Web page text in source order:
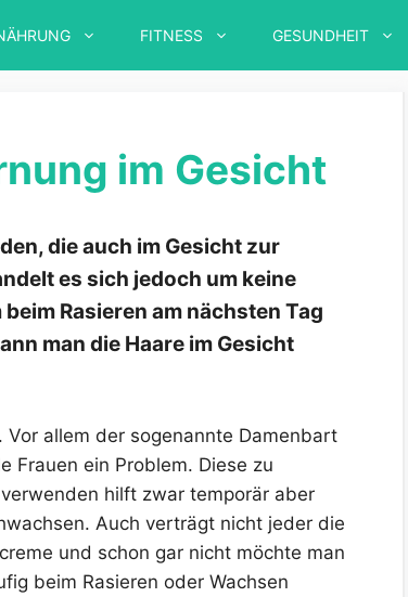
FITNESS GESUNDHEIT
im Gesicht
die auch im Gesicht zur
es sich jedoch um keine
Rasieren am nächsten Tag
man die Haare im Gesicht
allem der sogenannte Damenbart
Frauen ein Problem. Diese zu
hilft zwar temporär aber
Auch verträgt nicht jeder die
und schon gar nicht möchte man
beim Rasieren oder Wachsen